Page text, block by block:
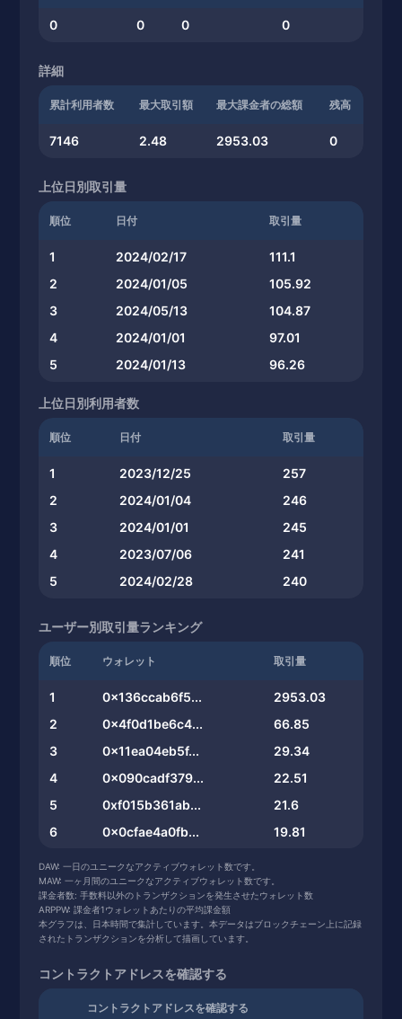
0 0 0 0
詳細
累計利用者数 最大取引額 最大課金者の総額 残高
7146 2.48 2953.03 0
上位日別取引量
順位 日付 取引量
1 2024/02/17
111.1
2
2024/01/05
105.92
3
2024/05/13
104.87
4
2024/01/01
97.01
5
2024/01/13 96.26
上位日別利用者数
順位 日付 取引量
1 2023/12/25
257
2
2024/01/04
246
3
2024/01/01
245
4
2023/07/06
241
5
2024/02/28 240
ユーザー別取引量ランキング
順位 ウォレット 取引量
1 0x136ccab6f5...
2953.03
2
0x4f0d1be6c4...
66.85
3
0x11ea04eb5f...
29.34
4
0x090cadf379...
22.51
5
0xf015b361ab...
21.6
6
0x0cfae4a0fb...
19.81
8
0x847e0ed90b...
19.08
9
0x2880e7b4f2...
10
0x997ea74475...
DAW: 一日のユニークなアクティブウォレット数です。
MAW: 一ヶ月間のユニークなアクティブウォレット数です。
課金者数: 手数料以外のトランザクションを発生させたウォレット数
ARPPW: 課金者1ウォレットあたりの平均課金額
本グラフは、日本時間で集計しています。本データはブロックチェーン上に記録
されたトランザクションを分析して描画しています。
コントラクトアドレスを確認する
コントラクトアドレスを確認する